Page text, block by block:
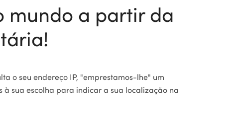
mundo a partir da
o seu endereço IP, "emprestamos-lhe" um
à sua escolha para indicar a sua localização na